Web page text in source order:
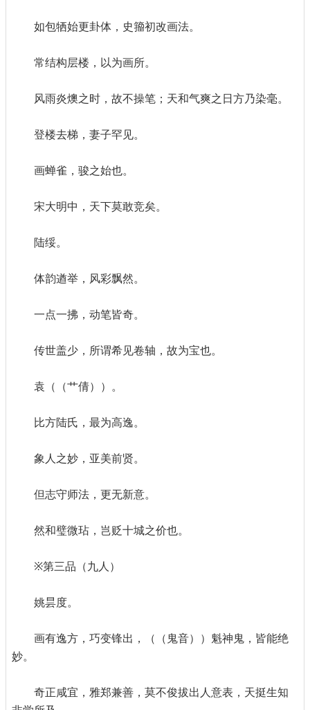
如包牺始更卦体，史籀初改画法。
常结构层楼，以为画所。
风雨炎燠之时，故不操笔；天和气爽之日方乃染毫。
登楼去梯，妻子罕见。
画蝉雀，骏之始也。
宋大明中，天下莫敢竞矣。
陆绥。
体韵遒举，风彩飘然。
一点一拂，动笔皆奇。
传世盖少，所谓希见卷轴，故为宝也。
袁（（艹倩））。
比方陆氏，最为高逸。
象人之妙，亚美前贤。
但志守师法，更无新意。
然和璧微玷，岂贬十城之价也。
※第三品（九人）
姚昙度。
画有逸方，巧变锋出，（（鬼音））魁神鬼，皆能绝
妙。
奇正咸宜，雅郑兼善，莫不俊拔出人意表，天挺生知